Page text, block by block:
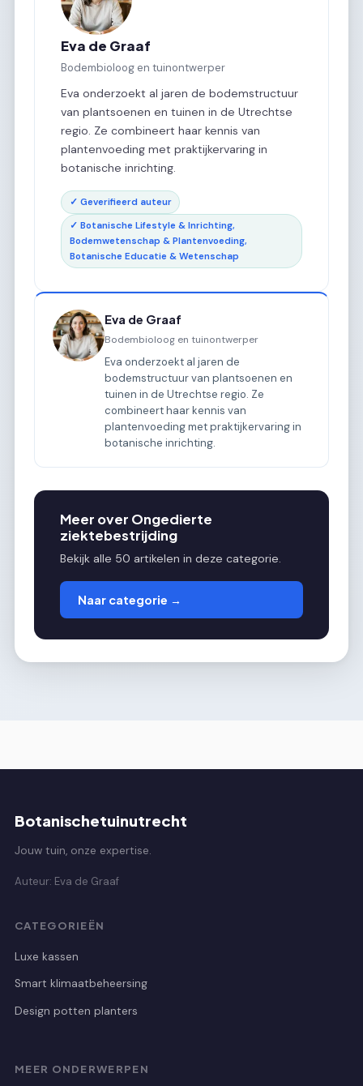
Eva de Graaf
Bodembioloog en tuinontwerper
Eva onderzoekt al jaren de bodemstructuur
van plantsoenen en tuinen in de Utrechtse
regio. Ze combineert haar kennis van
plantenvoeding met praktijkervaring in
botanische inrichting.
✓ Geverifieerd auteur
✓ Botanische Lifestyle & Inrichting,
Bodemwetenschap & Plantenvoeding,
Botanische Educatie & Wetenschap
Eva de Graaf
Bodembioloog en tuinontwerper
Eva onderzoekt al jaren de
bodemstructuur van plantsoenen en
tuinen in de Utrechtse regio. Ze
combineert haar kennis van
plantenvoeding met praktijkervaring in
botanische inrichting.
Meer over Ongedierte
ziektebestrijding
Bekijk alle 50 artikelen in deze categorie.
Naar categorie →
Botanischetuinutrecht
Jouw tuin, onze expertise.
Auteur: Eva de Graaf
CATEGORIEËN
Luxe kassen
Smart klimaatbeheersing
Design potten planters
MEER ONDERWERPEN